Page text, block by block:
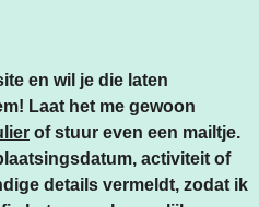
en wil je die laten
Laat het me gewoon
of stuur even een mailtje.
activiteit of
details vermeldt, zodat ik